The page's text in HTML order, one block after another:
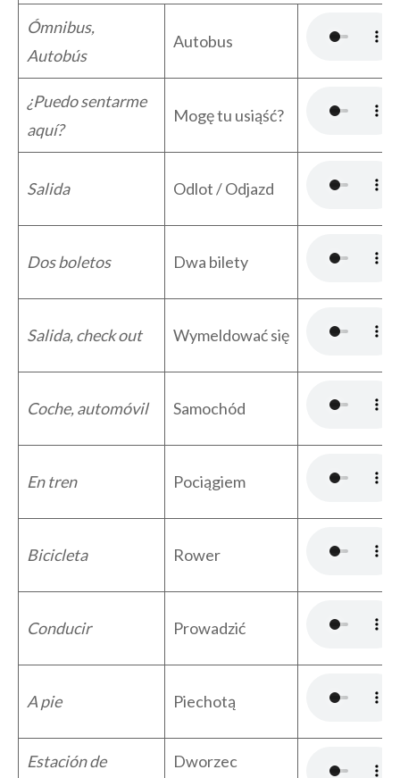
Ómnibus,
Autobús
Autobus
¿Puedo sentarme
aquí?
Mogę tu usiąść?
Salida Odlot / Odjazd
Dos boletos Dwa bilety
Salida, check out Wymeldować się
Coche, automóvil Samochód
En tren Pociągiem
Bicicleta Rower
Conducir Prowadzić
A pie Piechotą
Estación de
Dworzec